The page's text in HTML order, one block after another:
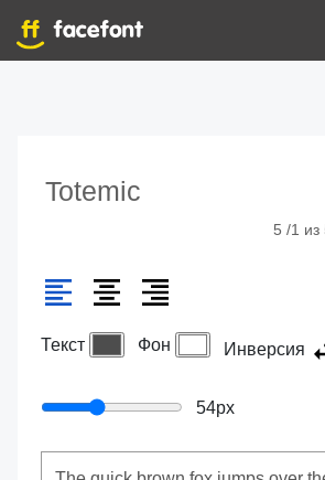
Totemic
5 /1 из
Текст Фон Инверсия
54px